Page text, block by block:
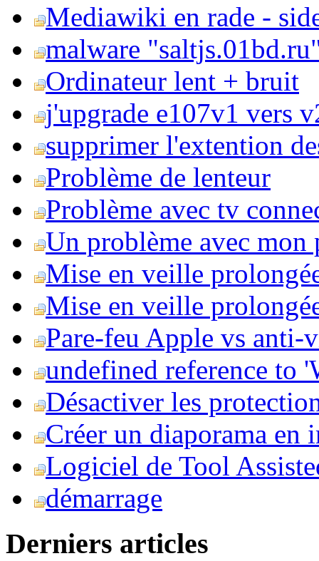
Mediawiki en rade -
malware
Ordinateur lent + bruit
j'upgrade e107v1 vers
supprimer l'extention
Problème de lenteur
Problème avec tv
Un problème avec mon
Mise en veille
Mise en veille
Pare-feu Apple vs anti-
undefined reference to
Désactiver les
Créer un diaporama en
Logiciel de Tool
démarrage
Derniers articles